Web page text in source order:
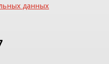
данных